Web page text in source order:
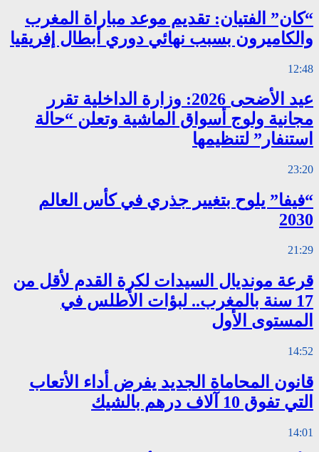
“كان” الفتيان: تقديم موعد مباراة المغرب
والكاميرون بسبب نهائي دوري أبطال إفريقيا
12:48
عيد الأضحى 2026: وزارة الداخلية تقرر
مجانية ولوج أسواق الماشية وتعلن “حالة
استنفار” لتنظيمها
23:20
“فيفا” يلوح بتغيير جذري في كأس العالم
2030
21:29
قرعة مونديال السيدات لكرة القدم لأقل من
17 سنة بالمغرب.. لبؤات الأطلس في
المستوى الأول
14:52
قانون المحاماة الجديد يفرض أداء الأتعاب
التي تفوق 10 آلاف درهم بالشيك
14:01